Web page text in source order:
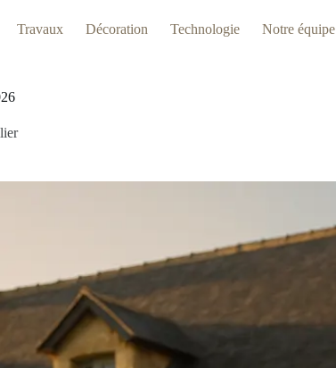
Travaux Décoration Technologie Notre équipe